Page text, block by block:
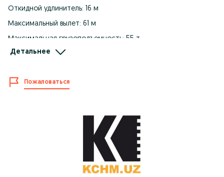
Откидной удлинитель: 16 м
Максимальный вылет: 61 м
Максимальная грузоподъемность: 55 т
Противовес: 4,5 + 4 т фиксированный
Двигатель:
Номинальная мощность: 251 кВт при 1900 об/мин
Макс. крутящий момент: 1485 Н/М при 1300 об/мин
Детальнее
Пожаловаться